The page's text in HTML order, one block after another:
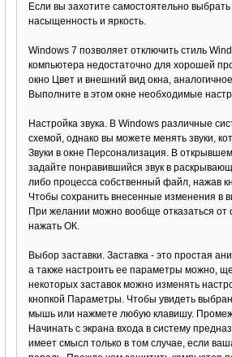
Если вы захотите самостоятельно
насыщенность и яркость.
Windows 7 позволяет отключить стиль
компьютера недостаточно для хорошей
окно Цвет и внешний вид окна,
Выполните в этом окне необходимые
Настройка звука. В Windows различные
схемой, однако вы можете менять звуки,
Звуки в окне Персонализация. В
задайте понравившийся звук в
либо процесса собственный файл, нажав
Чтобы сохранить внесенные изменения в
При желании можно вообще отказаться от
нажать ОК.
Выбор заставки. Заставка - это простая
а также настроить ее параметры можно,
некоторых заставок можно изменять
кнопкой Параметры. Чтобы увидеть
мышь или нажмете любую клавишу.
Начинать с экрана входа в систему
имеет смысл только в том случае, если